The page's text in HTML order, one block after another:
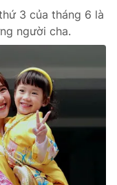
thao
sản
Việt
3 của tháng 6 là
người cha.